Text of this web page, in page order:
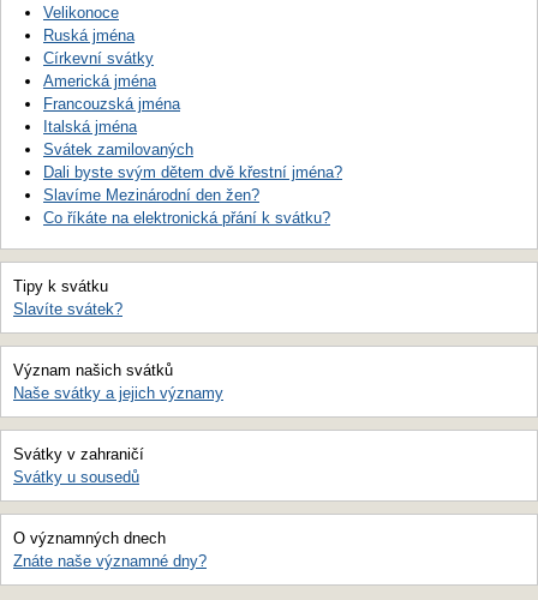
Velikonoce
Ruská jména
Církevní svátky
Americká jména
Francouzská jména
Italská jména
Svátek zamilovaných
Dali byste svým dětem dvě křestní jména?
Slavíme Mezinárodní den žen?
Co říkáte na elektronická přání k svátku?
Tipy k svátku
Slavíte svátek?
Význam našich svátků
Naše svátky a jejich významy
Svátky v zahraničí
Svátky u sousedů
O významných dnech
Znáte naše významné dny?